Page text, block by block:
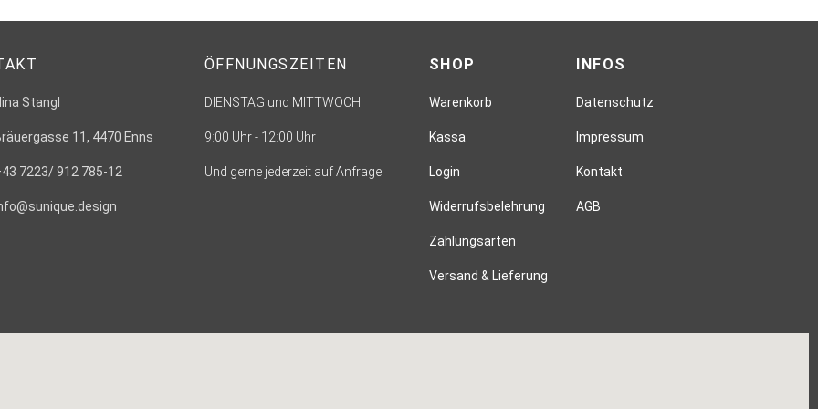
Stangl
11, 4470 Enns
7223/ 912 785-12
ÖFFNUNGSZEITEN
DIENSTAG und MITTWOCH:
9:00 Uhr - 12:00 Uhr
Und gerne jederzeit auf Anfrage!
SHOP
Warenkorb
Kassa
Login
Widerrufsbelehrung
Zahlungsarten
Versand & Lieferung
INFOS
Datenschutz
Impressum
Kontakt
AGB